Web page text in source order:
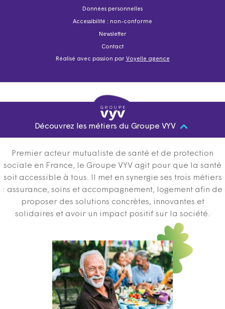
Données personnelles
Accessibilité : non-conforme
Newsletter
Contact
Réalisé avec passion par Voyelle agence
Découvrez les métiers du Groupe VYV
Premier acteur mutualiste de santé et de protection
sociale en France, le Groupe VYV agit pour que la santé
soit accessible à tous. Il met en synergie ses trois métiers
: assurance, soins et accompagnement, logement afin de
proposer des solutions concrètes, innovantes et
solidaires et avoir un impact positif sur la société.